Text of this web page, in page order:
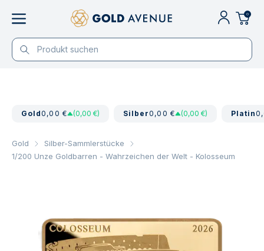
0
Gold0,00 € (0,00 €) Silber0,00 € (0,00 €) Platin
Gold
Silber-Sammlerstücke
1/200 Unze Goldbarren - Wahrzeichen der Welt - Kolosseum